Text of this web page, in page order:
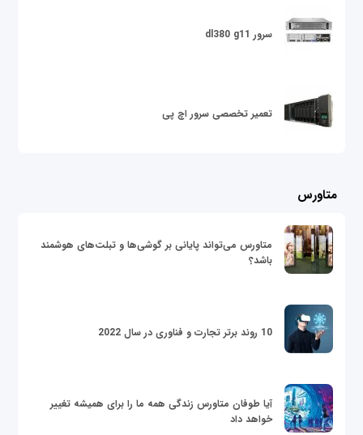
سرور dl380 g11
تعمیر تخصصی سرور اچ پی
متاورس
متاورس می‌تواند پایانی بر گوشی‌ها و تبلت‌های هوشمند
باشد؟
10 روند برتر تجارت و فناوری در سال 2022
آیا طوفان متاورس زندگی همه ما را برای همیشه تغییر
خواهد داد